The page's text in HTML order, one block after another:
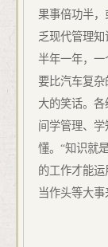
果事倍功半
乏现代管理
半年一年，
要比汽车复
大的笑话。
间学管理、
懂。“知识就
的工作才能
当作头等大事